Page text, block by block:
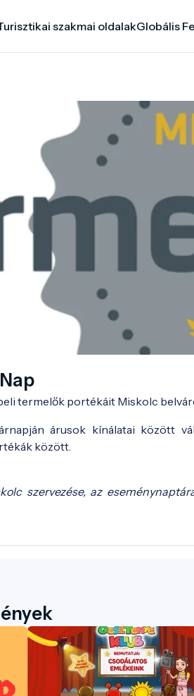
szakmai oldalakGlobális
termelők portékáit Miskolc
árusok kínálatai között
között.
szervezése, az